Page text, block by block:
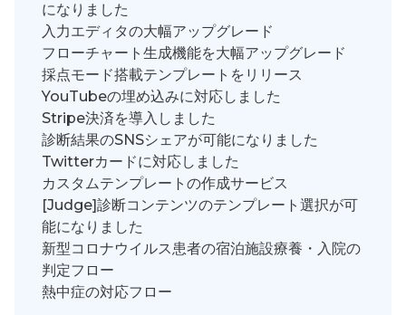
になりました
入力エディタの大幅アップグレード
フローチャート生成機能を大幅アップグレード
採点モード搭載テンプレートをリリース
YouTubeの埋め込みに対応しました
Stripe決済を導入しました
診断結果のSNSシェアが可能になりました
Twitterカードに対応しました
カスタムテンプレートの作成サービス
[Judge]診断コンテンツのテンプレート選択が可
能になりました
新型コロナウイルス患者の宿泊施設療養・入院の
判定フロー
熱中症の対応フロー